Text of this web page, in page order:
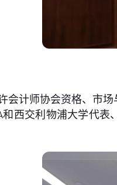
会计师协会资格、市
和西交利物浦大学代